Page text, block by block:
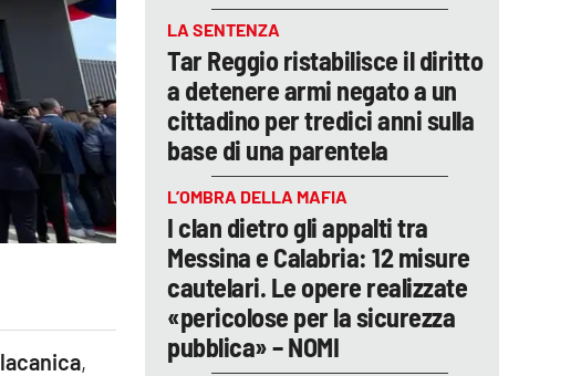
,
LA SENTENZA
Tar Reggio ristabilisce il diritto
a detenere armi negato a un
cittadino per tredici anni sulla
base di una parentela
L’OMBRA DELLA MAFIA
I clan dietro gli appalti tra
Messina e Calabria: 12 misure
cautelari. Le opere realizzate
«pericolose per la sicurezza
pubblica» – NOMI